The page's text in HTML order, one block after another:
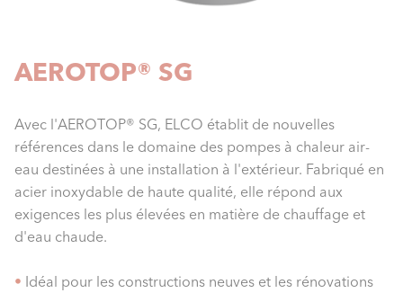
AEROTOP® SG
Avec l'AEROTOP® SG, ELCO établit de nouvelles
références dans le domaine des pompes à chaleur air-
eau destinées à une installation à l'extérieur. Fabriqué en
acier inoxydable de haute qualité, elle répond aux
exigences les plus élevées en matière de chauffage et
d'eau chaude.
• Idéal pour les constructions neuves et les rénovations